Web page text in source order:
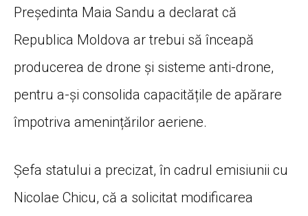
Președinta Maia Sandu a declarat că
Republica Moldova ar trebui să înceapă
producerea de drone și sisteme anti-drone,
pentru a-și consolida capacitățile de apărare
împotriva amenințărilor aeriene.
Șefa statului a precizat, în cadrul emisiunii cu
Nicolae Chicu, că a solicitat modificarea